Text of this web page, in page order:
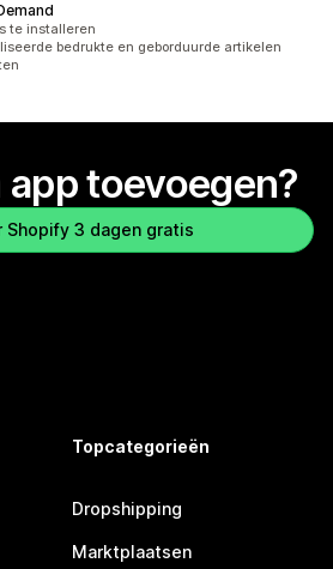
te installeren
bedrukte en geborduurde artikelen
app toevoegen?
Shopify 3 dagen gratis
Topcategorieën
Dropshipping
Marktplaatsen